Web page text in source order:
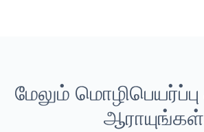
மேலும்
ஆராயுங்கள்